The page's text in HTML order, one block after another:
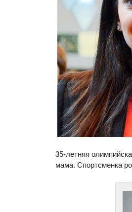
35-летняя
мама. Спортсменка